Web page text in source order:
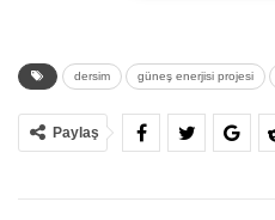
Yerel kaynakların aktardığı
yetkililerinin, köylülerin
olup proje alanını
dersim güneş enerjisi projesi
Paylaş